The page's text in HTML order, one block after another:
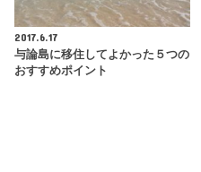
2017.6.17
与論島に移住してよかった５つの
おすすめポイント